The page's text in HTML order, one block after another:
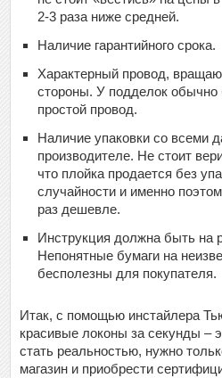
2-3 раза ниже средней.
Наличие гарантийного срока.
Характерный провод,
стороны. У подделок
простой провод.
Наличие упаковки со всеми
производителе. Не стоит
что плойка продается без
случайности и именно
раз дешевле.
Инструкция должна быть на
Непонятные бумаги на
бесполезны для покупателя.
Итак, с помощью инстайлера
красивые локоны за секунды –
стать реальностью, нужно
магазин и приобрести